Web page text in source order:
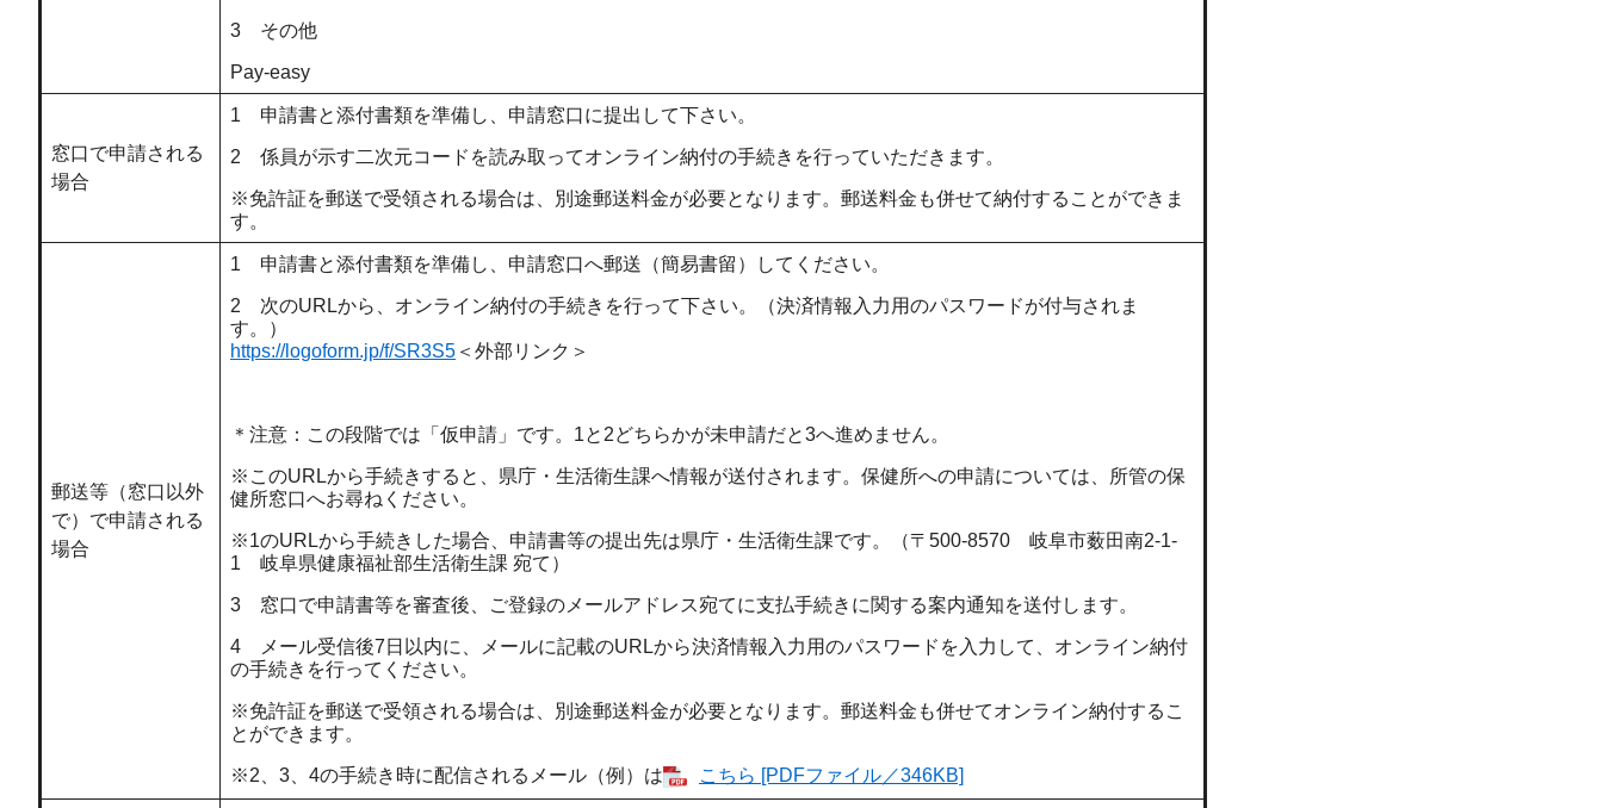
3 その他
Pay-easy
窓口で申請される
場合
1 申請書と添付書類を準備し、申請窓口に提出して下さい。
2 係員が示す二次元コードを読み取ってオンライン納付の手続きを行っていただきます。
※免許証を郵送で受領される場合は、別途郵送料金が必要となります。郵送料金も併せて納付することができま
す。
郵送等（窓口以外
で）で申請される
場合
1 申請書と添付書類を準備し、申請窓口へ郵送（簡易書留）してください。
2 次のURLから、オンライン納付の手続きを行って下さい。（決済情報入力用のパスワードが付与されま
す。）
https://logoform.jp/f/SR3S5 ＜外部リンク＞
＊注意：この段階では「仮申請」です。1と2どちらかが未申請だと3へ進めません。
※このURLから手続きすると、県庁・生活衛生課へ情報が送付されます。保健所への申請については、所管の保
健所窓口へお尋ねください。
※1のURLから手続きした場合、申請書等の提出先は県庁・生活衛生課です。（〒500-8570 岐阜市薮田南2-1-
1 岐阜県健康福祉部生活衛生課 宛て）
3 窓口で申請書等を審査後、ご登録のメールアドレス宛てに支払手続きに関する案内通知を送付します。
4 メール受信後7日以内に、メールに記載のURLから決済情報入力用のパスワードを入力して、オンライン納付
の手続きを行ってください。
※免許証を郵送で受領される場合は、別途郵送料金が必要となります。郵送料金も併せてオンライン納付するこ
とができます。
※2、3、4の手続き時に配信されるメール（例）は こちら [PDFファイル／346KB]